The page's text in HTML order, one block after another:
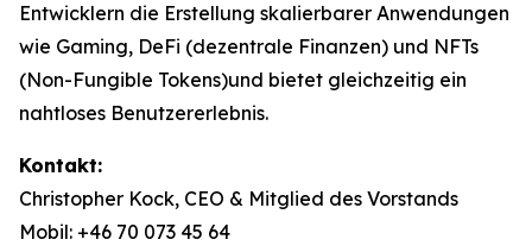
Entwicklern die Erstellung skalierbarer Anwendungen
wie Gaming, DeFi (dezentrale Finanzen) und NFTs
(Non-Fungible Tokens)und bietet gleichzeitig ein
nahtloses Benutzererlebnis.
Kontakt:
Christopher Kock, CEO & Mitglied des Vorstands
Mobil: +46 70 073 45 64